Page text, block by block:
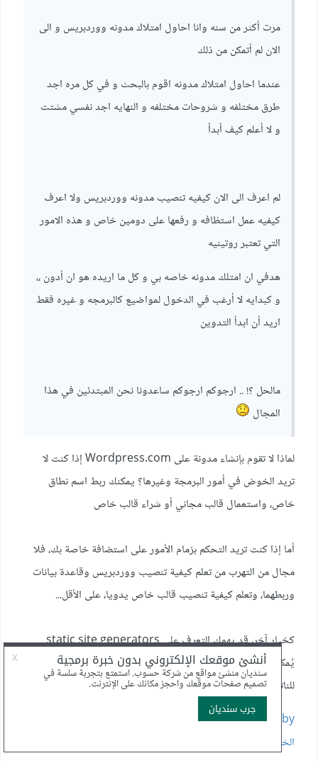
مرت أكثر من سنه وانا احاول امتلاك مدونه ووردبريس و الى
الان لم أتمكن من ذلك
عندما احاول امتلاك مدونه اقوم بالبحث و في كل مره اجد
طرق مختلفه و شروحات مختلفه و النهايه اجد نفسي مشتت
و لا أعلم كيف أبدأ
لم اعرف الى الان كيفيه تنصيب مدونه ووردبريس ولا اعرف
كيفيه عمل استظافه و رفعها على دومين خاص و هذه الامور
التي تعتبر روتينيه
هدفي ان امتلك مدونه خاصه بي و كل ما اريده هو ان أدون ،،
و كبدايه لا أرغب في الدخول لمواضيع كالبرمجه و غيره فقط
اريد أن ابدأ التدوين
مالحل ؟! .. ارجوكم ارجوكم ساعدونا نحن المبتدئين في هذا
المجال
​لماذا لا تقوم بإنشاء مدونة على Wordpress.com إذا كنت لا
تريد الخوض في أمور البرمجة وغيرها؟ يمكنك ربط اسم نطاق
خاص، واستعمال قالب مجاني أو شراء قالب خاص
أما إذا كنت تريد التحكم بزمام الأمور على استضافة خاصة بك، فلا
مجال من التهرب من تعلم كيفية تنصيب ووردبريس وقاعدة بيانات
وربطهما، وتعلم كيفية تنصيب قالب خاص يدويا، على الأقل...
كخيار آخر، قد يهمك التعرف على static site generators
يُمكنك متابعة الدرسين الذين قمت بترجمتهما، ستجد فيهما مثالا حيا
للناتج النهائي:
الخاصة-باستعمال-jekyll-الجزء-الأول-r39/